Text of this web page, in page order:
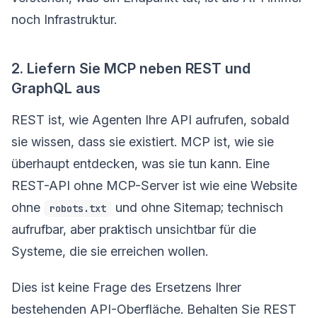
noch Infrastruktur.
2. Liefern Sie MCP neben REST und
GraphQL aus
REST ist, wie Agenten Ihre API aufrufen, sobald
sie wissen, dass sie existiert. MCP ist, wie sie
überhaupt entdecken, was sie tun kann. Eine
REST-API ohne MCP-Server ist wie eine Website
ohne
robots.txt
und ohne Sitemap; technisch
aufrufbar, aber praktisch unsichtbar für die
Systeme, die sie erreichen wollen.
Dies ist keine Frage des Ersetzens Ihrer
bestehenden API-Oberfläche. Behalten Sie REST